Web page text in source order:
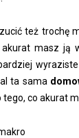
też trochę
akurat masz ją
ta sama
co akurat